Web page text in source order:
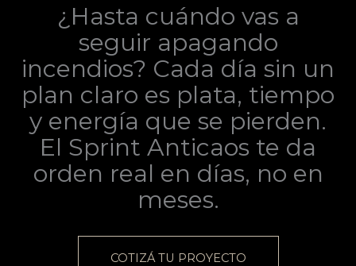
¿Hasta cuándo vas a
seguir apagando
incendios? Cada día sin un
plan claro es plata, tiempo
y energía que se pierden.
El Sprint Anticaos te da
orden real en días, no en
meses.
COTIZÁ TU PROYECTO